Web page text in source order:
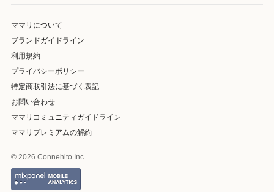
ママリについて
ブランドガイドライン
利用規約
プライバシーポリシー
特定商取引法に基づく表記
お問い合わせ
ママリコミュニティガイドライン
ママリプレミアムの解約
© 2026 Connehito Inc.